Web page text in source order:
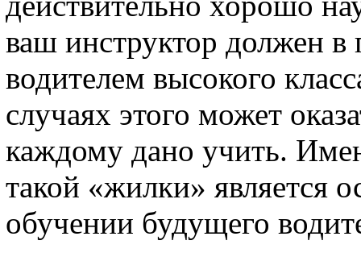
ваш инструктор должен
водителем высокого
случаях этого может
каждому дано учить.
такой «жилки» является
обучении будущего